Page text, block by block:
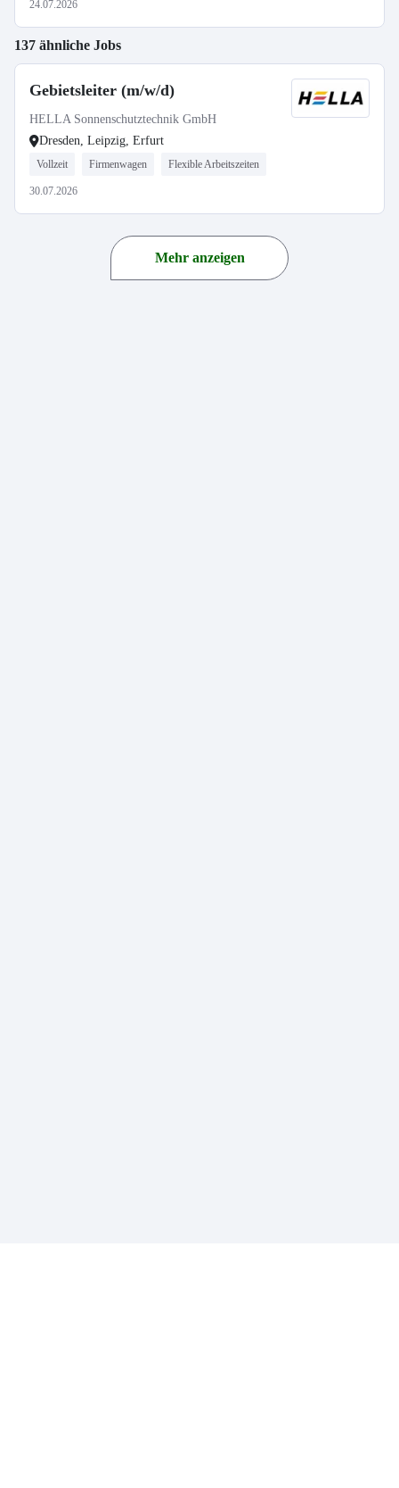
24.07.2026
137 ähnliche Jobs
Gebietsleiter (m/w/d)
HELLA Sonnenschutztechnik GmbH
Dresden, Leipzig, Erfurt
Vollzeit Firmenwagen Flexible Arbeitszeiten
30.07.2026
Mehr anzeigen